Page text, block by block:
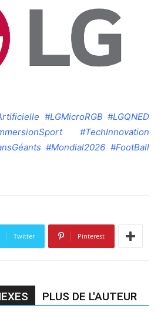
#LGMicroRGB #LGQNED
#TechInnovation
#Mondial2026 #FootBall
Twitter Pinterest
PLUS DE L'AUTEUR